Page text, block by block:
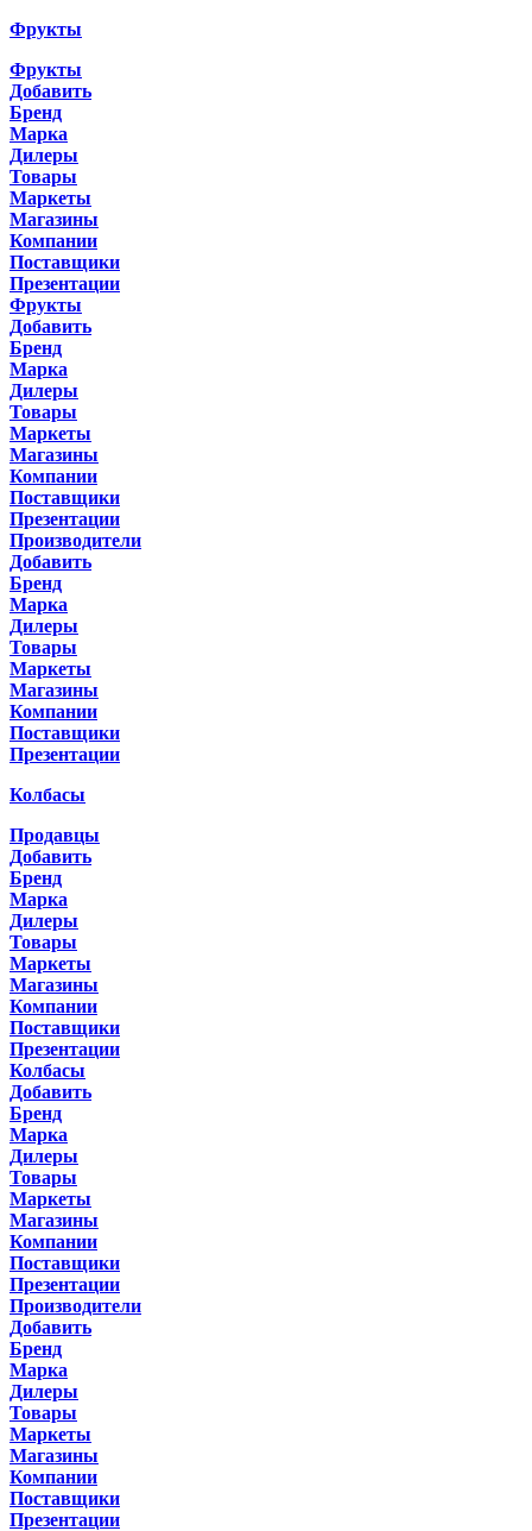
Фрукты
Фрукты
Добавить
Бренд
Марка
Дилеры
Товары
Маркеты
Магазины
Компании
Поставщики
Презентации
Фрукты
Добавить
Бренд
Марка
Дилеры
Товары
Маркеты
Магазины
Компании
Поставщики
Презентации
Производители
Добавить
Бренд
Марка
Дилеры
Товары
Маркеты
Магазины
Компании
Поставщики
Презентации
Колбасы
Продавцы
Добавить
Бренд
Марка
Дилеры
Товары
Маркеты
Магазины
Компании
Поставщики
Презентации
Колбасы
Добавить
Бренд
Марка
Дилеры
Товары
Маркеты
Магазины
Компании
Поставщики
Презентации
Производители
Добавить
Бренд
Марка
Дилеры
Товары
Маркеты
Магазины
Компании
Поставщики
Презентации